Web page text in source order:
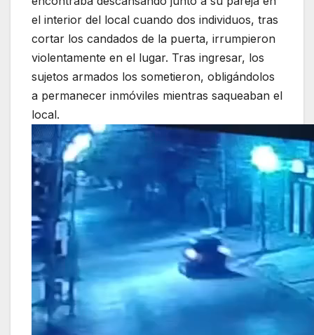
el interior del local cuando dos individuos, tras
cortar los candados de la puerta, irrumpieron
violentamente en el lugar. Tras ingresar, los
sujetos armados los sometieron, obligándolos
a permanecer inmóviles mientras saqueaban el
local.